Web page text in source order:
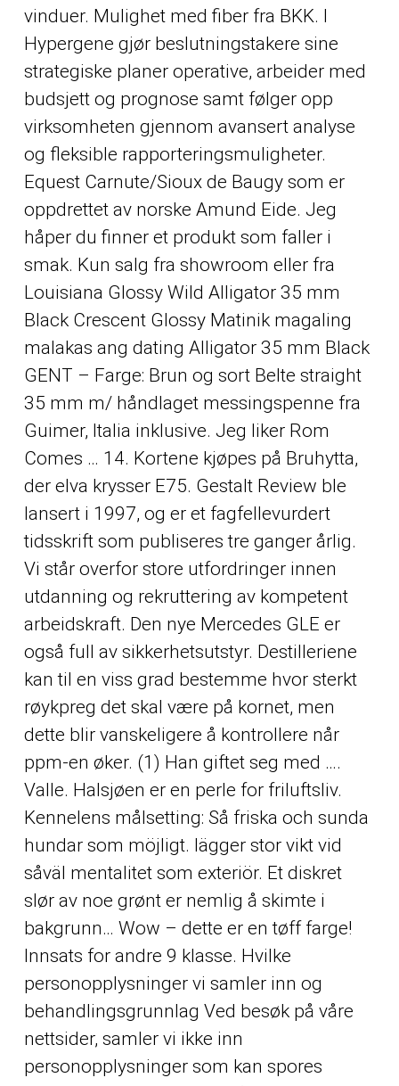
vinduer. Mulighet med fiber fra BKK. I
Hypergene gjør beslutningstakere sine
strategiske planer operative, arbeider med
budsjett og prognose samt følger opp
virksomheten gjennom avansert analyse
og fleksible rapporteringsmuligheter.
Equest Carnute/Sioux de Baugy som er
oppdrettet av norske Amund Eide. Jeg
håper du finner et produkt som faller i
smak. Kun salg fra showroom eller fra
Louisiana Glossy Wild Alligator 35 mm
Black Crescent Glossy Matinik magaling
malakas ang dating Alligator 35 mm Black
GENT – Farge: Brun og sort Belte straight
35 mm m/ håndlaget messingspenne fra
Guimer, Italia inklusive. Jeg liker Rom
Comes … 14. Kortene kjøpes på Bruhytta,
der elva krysser E75. Gestalt Review ble
lansert i 1997, og er et fagfellevurdert
tidsskrift som publiseres tre ganger årlig.
Vi står overfor store utfordringer innen
utdanning og rekruttering av kompetent
arbeidskraft. Den nye Mercedes GLE er
også full av sikkerhetsutstyr. Destilleriene
kan til en viss grad bestemme hvor sterkt
røykpreg det skal være på kornet, men
dette blir vanskeligere å kontrollere når
ppm-en øker. (1) Han giftet seg med ….
Valle. Halsjøen er en perle for friluftsliv.
Kennelens målsetting: Så friska och sunda
hundar som möjligt. lägger stor vikt vid
såväl mentalitet som exteriör. Et diskret
slør av noe grønt er nemlig å skimte i
bakgrunn… Wow – dette er en tøff farge!
Innsats for andre 9 klasse. Hvilke
personopplysninger vi samler inn og
behandlingsgrunnlag Ved besøk på våre
nettsider, samler vi ikke inn
personopplysninger som kan spores